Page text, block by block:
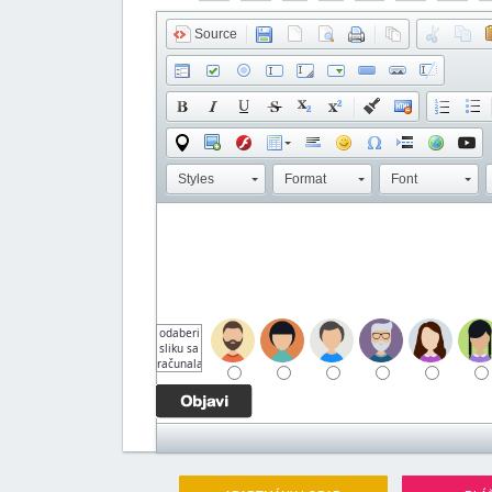
Source
Styles Format Font
odaberi
sliku sa
računala